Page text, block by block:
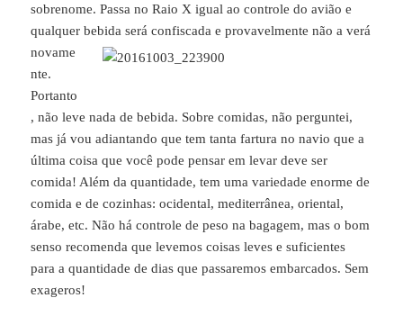
sobrenome. Passa no Raio X igual ao controle do avião e
qualquer bebida será confiscada e provavelmente não a verá
novame
nte.
Portanto
, não leve nada de bebida. Sobre comidas, não perguntei,
mas já vou adiantando que tem tanta fartura no navio que a
última coisa que você pode pensar em levar deve ser
comida! Além da quantidade, tem uma variedade enorme de
comida e de cozinhas: ocidental, mediterrânea, oriental,
árabe, etc. Não há controle de peso na bagagem, mas o bom
senso recomenda que levemos coisas leves e suficientes
para a quantidade de dias que passaremos embarcados. Sem
exageros!